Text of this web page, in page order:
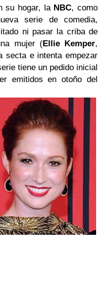
su hogar, la NBC, como
serie de comedia,
ni pasar la criba de
mujer (Ellie Kemper,
secta e intenta empezar
tiene un pedido inicial
emitidos en otoño del